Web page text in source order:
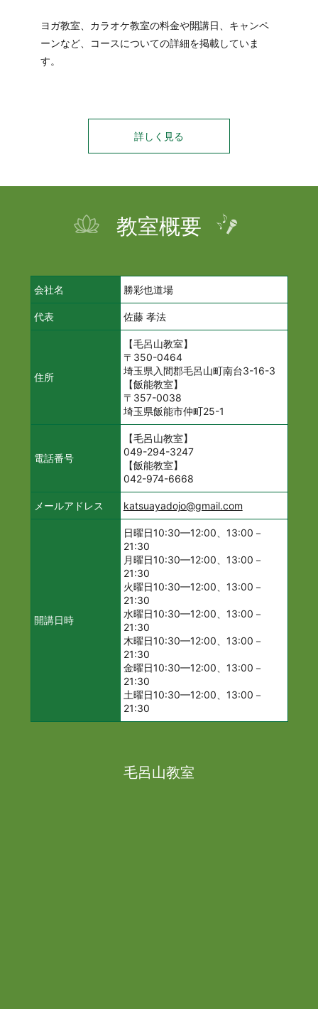
ヨガ教室、カラオケ教室の料金や開講日、キャンペ
ーンなど、コースについての詳細を掲載していま
す。
詳しく見る
教室概要
会社名 勝彩也道場
代表 佐藤 孝法
住所
【毛呂山教室】
〒350-0464
埼玉県入間郡毛呂山町南台3-16-3
【飯能教室】
〒357-0038
埼玉県飯能市仲町25-1
電話番号
【毛呂山教室】
049-294-3247
【飯能教室】
042-974-6668
メールアドレス katsuayadojo@gmail.com
開講日時
日曜日10:30—12:00、13:00－
21:30
月曜日10:30—12:00、13:00－
21:30
火曜日10:30—12:00、13:00－
21:30
水曜日10:30—12:00、13:00－
21:30
木曜日10:30—12:00、13:00－
21:30
金曜日10:30—12:00、13:00－
21:30
土曜日10:30—12:00、13:00－
21:30
毛呂山教室